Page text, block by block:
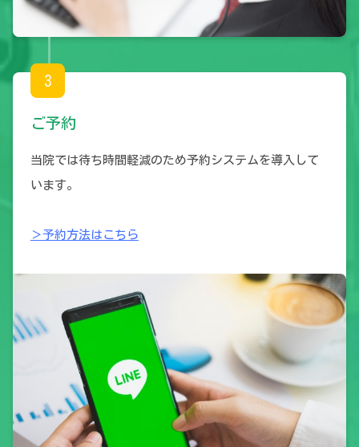
3
ご予約
当院では待ち時間軽減のため予約システムを導入して
います。
＞予約方法はこちら